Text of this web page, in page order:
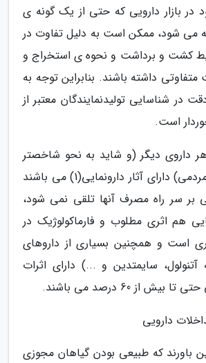
در بازار دارویی که حتی از یک گونه ی
می شود، ممکن است به دلیل تفاوت در
کشت و برداشت و نحوه ی استخراج و
داشته باشند. بنابراین توجه به
در شناسایی تولیدنمایندگان معتبر از
است.
هر داروی دیگر (و شاید به نحو شاخصتر
به دلیل اعتقادات مردمی) دارای آثار دارونمایی(1) می باشند
بر سر راه مصرف آنها تلقی نمی شود،
هم اثری مطلوب و فارماکولوژیک در
است و همچنین بسیاری از داروهای
سایمتدین و ...) دارای اثرات
از 60 درصد می باشند.
دارویی
باورند که طبیعی بودن گیاهان مجوزی